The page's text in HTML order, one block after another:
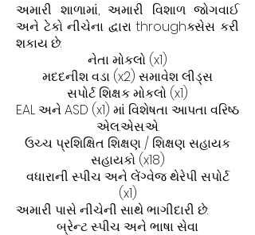
અમારી શાળામાં, અમારી વિશાળ જોગવાઈ
અને ટેકો નીચેના દ્વારા throughક્સેસ કરી
શકાય છે:
નેતા મોકલો (x1)
મદદનીશ વડા (x2) સમાવેશ લીડ્સ
સપોર્ટ શિક્ષક મોકલો (x1)
EAL અને ASD (x1) માં વિશેષતા આપતા વરિષ્ઠ
એલ.એસ.એ.
ઉચ્ચ પ્રશિક્ષિત શિક્ષણ / શિક્ષણ સહાયક
સહાયકો (x18)
વધારાની સ્પીચ અને લેંગ્વેજ થેરેપી સપોર્ટ
(x1)
અમારી પાસે નીચેની સાથે ભાગીદારી છે:
બ્રેન્ટ સ્પીચ અને ભાષા સેવા